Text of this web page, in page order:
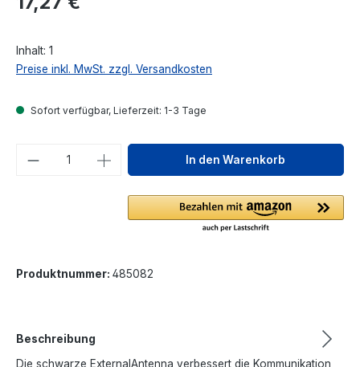
Inhalt: 1
Preise inkl. MwSt. zzgl. Versandkosten
Sofort verfügbar, Lieferzeit: 1-3 Tage
Produkt Anzahl: Gib denIn den Warenkorb
Produktnummer: 485082
Beschreibung
Die schwarze ExternalAntenna verbessert die Kommunikation